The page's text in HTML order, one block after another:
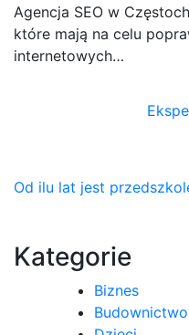
Agencja SEO w
które mają na celu
internetowych…
Nawigacja
Od ilu lat jest
Kategorie
Biznes
Budownictwo